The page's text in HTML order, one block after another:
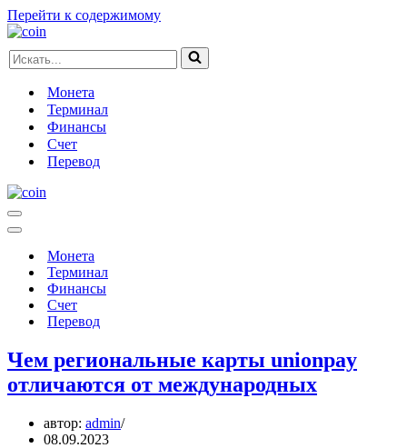
Перейти к содержимому
Искать...
Монета
Терминал
Финансы
Счет
Перевод
Меню
навигации
Меню
навигацииМонета
Терминал
Финансы
Счет
Перевод
Чем региональные карты unionpay
отличаются от международных
автор: admin
08.09.2023